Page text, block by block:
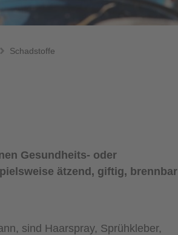
Schadstoffe
Gesundheits- oder
ätzend, giftig, brennbar
sind Haarspray, Sprühkleber,